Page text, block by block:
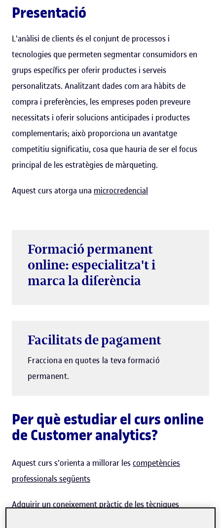
Presentació
L'anàlisi de clients és el conjunt de processos i
tecnologies que permeten segmentar consumidors en
grups específics per oferir productes i serveis
personalitzats. Analitzant dades com ara hàbits de
compra i preferències, les empreses poden preveure
necessitats i oferir solucions anticipades i productes
complementaris; això proporciona un avantatge
competitiu significatiu, cosa que hauria de ser el focus
principal de les estratègies de màrqueting.
Aquest curs atorga una microcredencial
Formació permanent
online: especialitza't i
marca la diferència
Facilitats de pagament
Fracciona en quotes la teva formació
permanent.
Per què estudiar el curs online
de Customer analytics?
Aquest curs s'orienta a millorar lescompetències
professionals següents
Adquirir un coneixement pràctic de les tècniques